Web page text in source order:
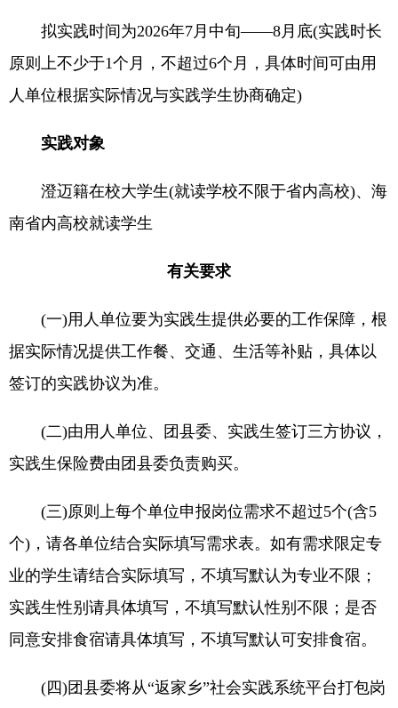
拟实践时间为2026年7月中旬——8月底(实践时长
原则上不少于1个月，不超过6个月，具体时间可由用
人单位根据实际情况与实践学生协商确定)
实践对象
澄迈籍在校大学生(就读学校不限于省内高校)、海
南省内高校就读学生
有关要求
(一)用人单位要为实践生提供必要的工作保障，根
据实际情况提供工作餐、交通、生活等补贴，具体以
签订的实践协议为准。
(二)由用人单位、团县委、实践生签订三方协议，
实践生保险费由团县委负责购买。
(三)原则上每个单位申报岗位需求不超过5个(含5
个)，请各单位结合实际填写需求表。如有需求限定专
业的学生请结合实际填写，不填写默认为专业不限；
实践生性别请具体填写，不填写默认性别不限；是否
同意安排食宿请具体填写，不填写默认可安排食宿。
(四)团县委将从“返家乡”社会实践系统平台打包岗